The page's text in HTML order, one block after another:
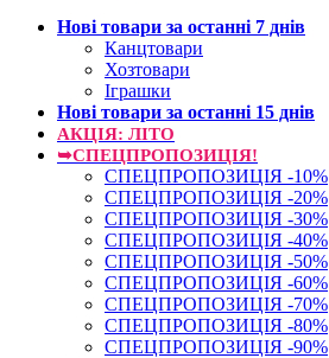
Нові товари за останнi 7 днiв
Канцтовари
Хозтовари
Іграшки
Нові товари за останнi 15 днiв
АКЦІЯ: ЛІТО
➥СПЕЦПРОПОЗИЦІЯ!
СПЕЦПРОПОЗИЦІЯ -10%
СПЕЦПРОПОЗИЦІЯ -20%
СПЕЦПРОПОЗИЦІЯ -30%
СПЕЦПРОПОЗИЦІЯ -40%
СПЕЦПРОПОЗИЦІЯ -50%
СПЕЦПРОПОЗИЦІЯ -60%
СПЕЦПРОПОЗИЦІЯ -70%
СПЕЦПРОПОЗИЦІЯ -80%
СПЕЦПРОПОЗИЦІЯ -90%